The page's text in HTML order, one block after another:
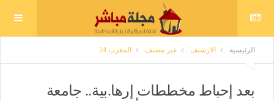
الرئيسية الارشيف غير مصنف المغرب 24
بعد إحباط مخططات إرها.بية.. جامعة